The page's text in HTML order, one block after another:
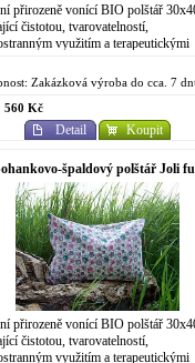
přirozeně vonící BIO polštář
čistotou, tvarovatelností,
využitím a terapeutickými
Zakázková výroba do cca. 7
560 Kč
Detail Koupit
špaldový polštář Joli
přirozeně vonící BIO polštář
čistotou, tvarovatelností,
využitím a terapeutickými